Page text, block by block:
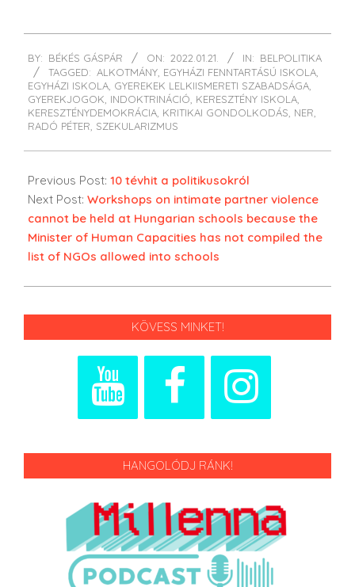
01-
21
BY: BÉKÉS GÁSPÁR ON: 2022.01.21. IN: BELPOLITIKA
TAGGED: ALKOTMÁNY, EGYHÁZI FENNTARTÁSÚ ISKOLA,
EGYHÁZI ISKOLA, GYEREKEK LELKIISMERETI SZABADSÁGA,
GYEREKJOGOK, INDOKTRINÁCIÓ, KERESZTÉNY ISKOLA,
KERESZTÉNYDEMOKRÁCIA, KRITIKAI GONDOLKODÁS, NER,
RADÓ PÉTER, SZEKULARIZMUS
Previous Post: 10 tévhit a politikusokról
Next Post: Workshops on intimate partner violence
cannot be held at Hungarian schools because the
Minister of Human Capacities has not compiled the
list of NGOs allowed into schools
KÖVESS MINKET!
HANGOLÓDJ RÁNK!